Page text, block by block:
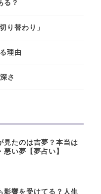
る？
り替わり」
理由
さ
見たのは吉夢？本当は
悪い夢【夢占い】
影響を受けてる？人生